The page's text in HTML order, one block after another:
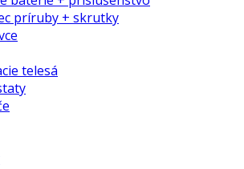
príruby + skrutky
telesá